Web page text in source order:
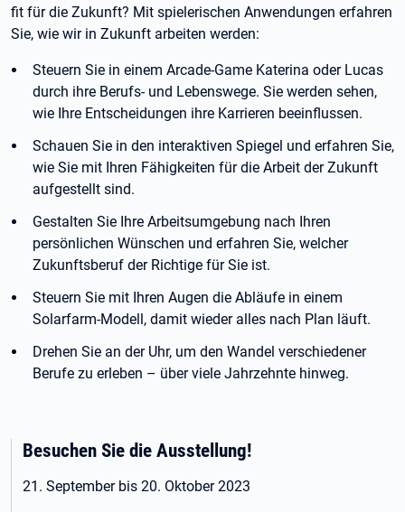
fit für die Zukunft? Mit spielerischen Anwendungen erfahren
Sie, wie wir in Zukunft arbeiten werden:
Steuern Sie in einem Arcade-Game Katerina oder Lucas
durch ihre Berufs- und Lebenswege. Sie werden sehen,
wie Ihre Entscheidungen ihre Karrieren beeinflussen.
Schauen Sie in den interaktiven Spiegel und erfahren Sie,
wie Sie mit Ihren Fähigkeiten für die Arbeit der Zukunft
aufgestellt sind.
Gestalten Sie Ihre Arbeitsumgebung nach Ihren
persönlichen Wünschen und erfahren Sie, welcher
Zukunftsberuf der Richtige für Sie ist.
Steuern Sie mit Ihren Augen die Abläufe in einem
Solarfarm-Modell, damit wieder alles nach Plan läuft.
Drehen Sie an der Uhr, um den Wandel verschiedener
Berufe zu erleben – über viele Jahrzehnte hinweg.
Besuchen Sie die Ausstellung!
21. September bis 20. Oktober 2023